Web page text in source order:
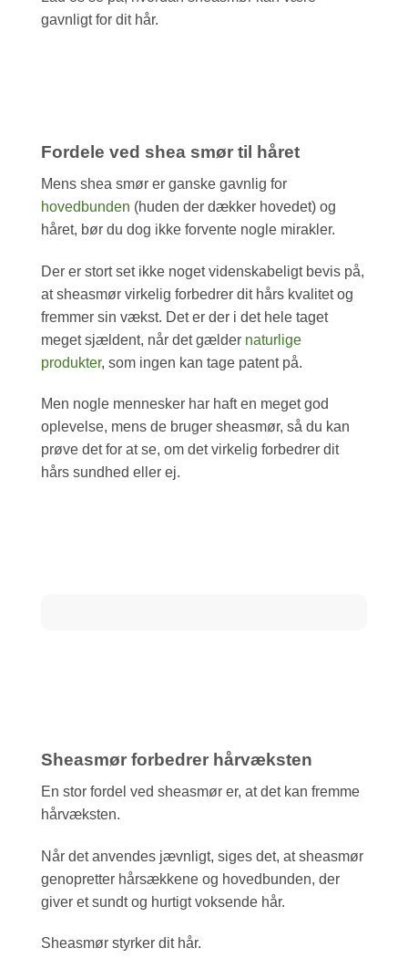
gavnligt for dit hår.
Fordele ved shea smør til håret
Mens shea smør er ganske gavnlig for
hovedbunden (huden der dækker hovedet) og
håret, bør du dog ikke forvente nogle mirakler.
Der er stort set ikke noget videnskabeligt bevis på,
at sheasmør virkelig forbedrer dit hårs kvalitet og
fremmer sin vækst. Det er der i det hele taget
meget sjældent, når det gælder naturlige
produkter, som ingen kan tage patent på.
Men nogle mennesker har haft en meget god
oplevelse, mens de bruger sheasmør, så du kan
prøve det for at se, om det virkelig forbedrer dit
hårs sundhed eller ej.
Sheasmør forbedrer hårvæksten
En stor fordel ved sheasmør er, at det kan fremme
hårvæksten.
Når det anvendes jævnligt, siges det, at sheasmør
genopretter hårsækkene og hovedbunden, der
giver et sundt og hurtigt voksende hår.
Sheasmør styrker dit hår.